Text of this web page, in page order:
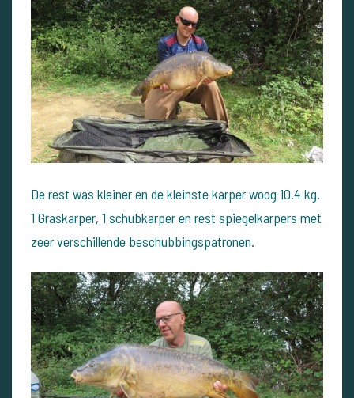
De rest was kleiner en de kleinste karper woog 10.4 kg.
1 Graskarper, 1 schubkarper en rest spiegelkarpers met
zeer verschillende beschubbingspatronen.